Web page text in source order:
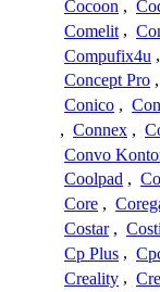
Cocoon ,
Comelit ,
Compufix4u ,
Concept Pro ,
Conico ,
, Connex ,
Convo
Coolpad ,
Core ,
Costar ,
Cp Plus ,
Creality ,